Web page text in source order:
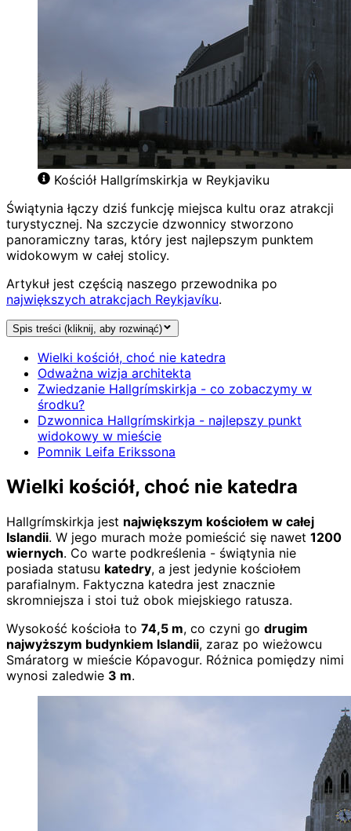
Kościół Hallgrímskirkja w Reykjaviku
Świątynia łączy dziś funkcję miejsca kultu oraz atrakcji
turystycznej. Na szczycie dzwonnicy stworzono
panoramiczny taras, który jest najlepszym punktem
widokowym w całej stolicy.
Artykuł jest częścią naszego przewodnika po
największych atrakcjach Reykjavíku.
Spis treści (kliknij, aby rozwinąć)
Wielki kościół, choć nie katedra
Odważna wizja architekta
Zwiedzanie Hallgrímskirkja - co zobaczymy w
środku?
Dzwonnica Hallgrímskirkja - najlepszy punkt
widokowy w mieście
Pomnik Leifa Erikssona
Wielki kościół, choć nie katedra
Hallgrímskirkja jest największym kościołem w całej
Islandii. W jego murach może pomieścić się nawet 1200
wiernych. Co warte podkreślenia - świątynia nie
posiada statusu katedry, a jest jedynie kościołem
parafialnym. Faktyczna katedra jest znacznie
skromniejsza i stoi tuż obok miejskiego ratusza.
Wysokość kościoła to 74,5 m, co czyni go drugim
najwyższym budynkiem Islandii, zaraz po wieżowcu
Smáratorg w mieście Kópavogur. Różnica pomiędzy nimi
wynosi zaledwie 3 m.